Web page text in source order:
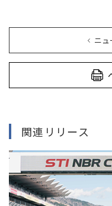
ニュ
関連リリース